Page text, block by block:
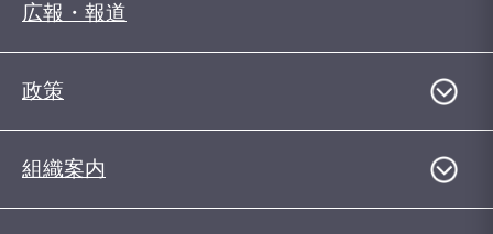
広報・報道
政策
組織案内